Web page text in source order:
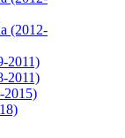
(2012-
2011)
2011)
2015)